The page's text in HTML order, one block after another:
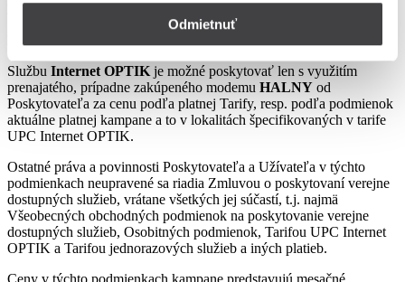
Odmietnuť
Doba viazanosti:
Službu Internet OPTIK je možné poskytovať len s využitím
prenajatého, prípadne zakúpeného modemu HALNY od
Poskytovateľa za cenu podľa platnej Tarify, resp. podľa podmienok
aktuálne platnej kampane a to v lokalitách špecifikovaných v tarife
UPC Internet OPTIK.
Ostatné práva a povinnosti Poskytovateľa a Užívateľa v týchto
podmienkach neupravené sa riadia Zmluvou o poskytovaní verejne
dostupných služieb, vrátane všetkých jej súčastí, t.j. najmä
Všeobecných obchodných podmienok na poskytovanie verejne
dostupných služieb, Osobitných podmienok, Tarifou UPC Internet
OPTIK a Tarifou jednorazových služieb a iných platieb.
Ceny v týchto podmienkach kampane predstavujú mesačné